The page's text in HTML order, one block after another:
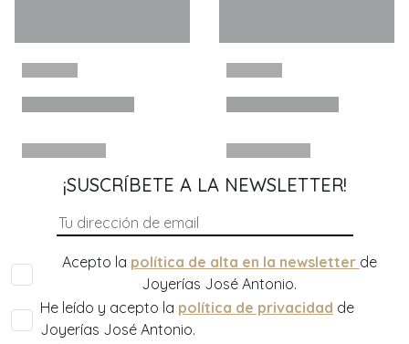
¡SUSCRÍBETE A LA NEWSLETTER!
Acepto la política de alta en la newsletter de
Joyerías José Antonio.
He leído y acepto la política de privacidad de
Joyerías José Antonio.